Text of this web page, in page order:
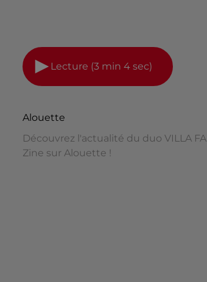
Lecture (3 min 4 sec)
Alouette
Découvrez l'actualité du duo VILLA
Zine sur Alouette !